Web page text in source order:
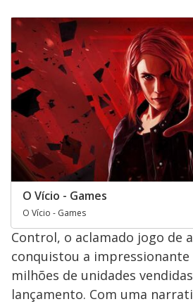
O Vício - Games
O Vício - Games
Control, o aclamado jogo de
conquistou a impressionante
milhões de unidades
lançamento. Com uma